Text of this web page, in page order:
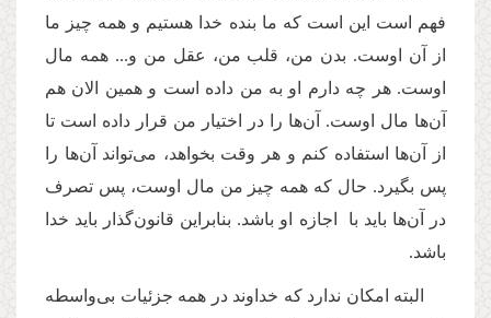
فهم است این است که ما بنده خدا هستیم و همه چیز ما
از آن اوست. بدن من، قلب من، عقل من و... همه مال
اوست. هر چه دارم او به من داده است و همین الان هم
آن‌ها مال اوست. آن‌ها را در اختیار من قرار داده است تا
از آن‌ها استفاده کنم و هر وقت بخواهد، ‌می‌تواند آن‌ها را
پس بگیرد. حال که همه چیز من مال اوست، پس تصرف
در آن‌ها باید با اجازه او باشد. بنابراین قانون‌گذار باید خدا
باشد.
البته امکان ندارد که خداوند در همه جزئیات بی‌واسطه